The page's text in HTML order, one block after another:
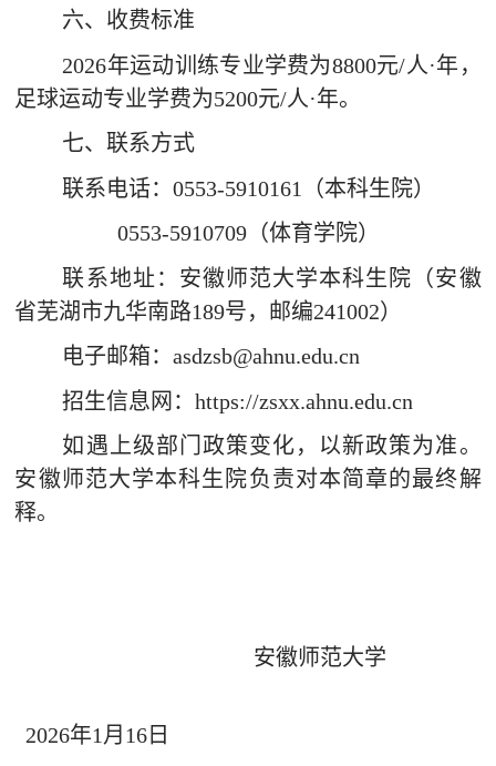
六、收费标准
2026年运动训练专业学费为8800元/人·年，
足球运动专业学费为5200元/人·年。
七、联系方式
联系电话：0553-5910161
（本科生院）
0553-5910709 （体育学院）
联系地址：安徽师范大学本科生院（安徽
省芜湖市九华南路189号，邮编241002）
电子邮箱：asdzsb@ahnu.edu.cn
招生信息网：https://zsxx.ahnu.edu.cn
如遇上级部门政策变化，以新政策为准。
安徽师范大学本科生院负责对本简章的最终解
释。
安徽师范大学
2026年1 月 16 日